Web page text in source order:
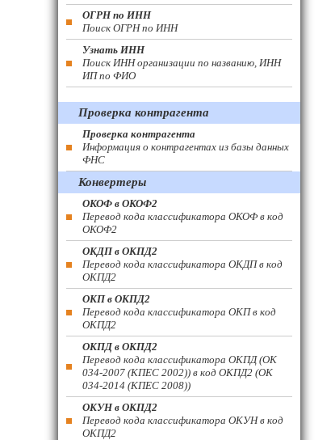
ОГРН по ИНН
Поиск ОГРН по ИНН
Узнать ИНН
Поиск ИНН организации по названию, ИНН
ИП по ФИО
Проверка контрагента
Проверка контрагента
Информация о контрагентах из базы данных
ФНС
Конвертеры
ОКОФ в ОКОФ2
Перевод кода классификатора ОКОФ в код
ОКОФ2
ОКДП в ОКПД2
Перевод кода классификатора ОКДП в код
ОКПД2
ОКП в ОКПД2
Перевод кода классификатора ОКП в код
ОКПД2
ОКПД в ОКПД2
Перевод кода классификатора ОКПД (ОК
034-2007 (КПЕС 2002)) в код ОКПД2 (ОК
034-2014 (КПЕС 2008))
ОКУН в ОКПД2
Перевод кода классификатора ОКУН в код
ОКПД2